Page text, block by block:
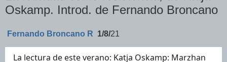
Oskamp. Introd. de Fernando Broncano
Fernando Broncano R 1/8/21
La lectura de este verano: Katja Oskamp: Marzhan